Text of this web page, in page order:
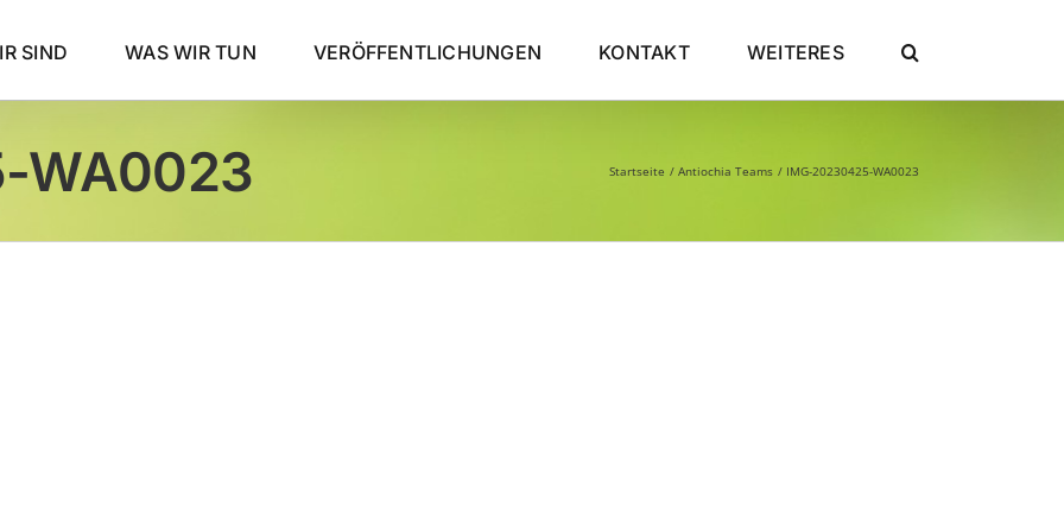
SIND WAS WIR TUN VERÖFFENTLICHUNGEN KONTAKT WEITERES
WA0023 Startseite Antiochia Teams IMG-20230425-WA0023